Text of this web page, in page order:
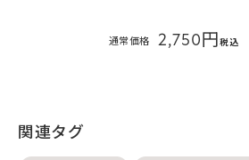
2,750円税込
通常価格
関連タグ